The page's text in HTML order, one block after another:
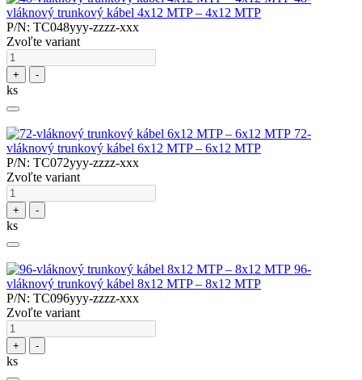
vláknový trunkový kábel 4x12 MTP – 4x12 MTP
P/N: TC048yyy-zzzz-xxx
Zvoľte variant
+ -
ks
72-
vláknový trunkový kábel 6x12 MTP – 6x12 MTP
P/N: TC072yyy-zzzz-xxx
Zvoľte variant
+ -
ks
96-
vláknový trunkový kábel 8x12 MTP – 8x12 MTP
P/N: TC096yyy-zzzz-xxx
Zvoľte variant
+ -
ks